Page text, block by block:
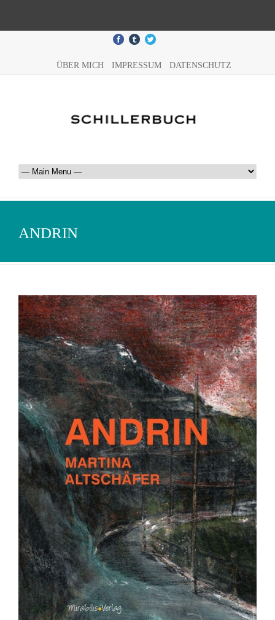
ÜBER MICH IMPRESSUM DATENSCHUTZ
ANDRIN